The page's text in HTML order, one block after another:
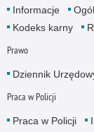
Informacje
Kodeks karny
Prawo
Dziennik
Praca w Policji
Praca w Policji